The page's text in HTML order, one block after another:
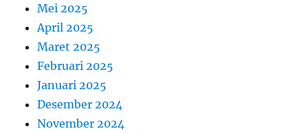
Mei 2025
April 2025
Maret 2025
Februari 2025
Januari 2025
Desember 2024
November 2024